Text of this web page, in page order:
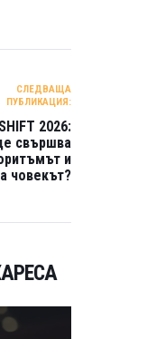
СЛЕДВАЩА
ПУБЛИКАЦИЯ:
2026:
свършва
и
човекът?